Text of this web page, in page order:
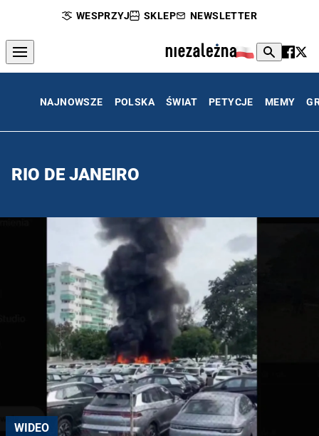
WESPRZYJ SKLEP NEWSLETTER
NAJNOWSZE POLSKA ŚWIAT PETYCJE MEMY
RIO DE JANEIRO
WIDEO